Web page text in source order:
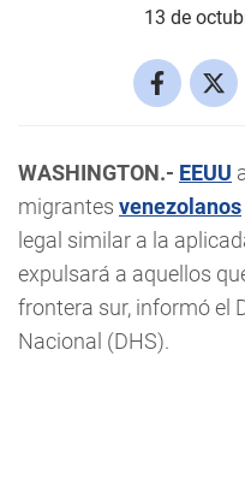
13 de
WASHINGTON.- EEUU
migrantes venezolanos
legal similar a la
expulsará a aquellos
frontera sur, informó el
Nacional (DHS).